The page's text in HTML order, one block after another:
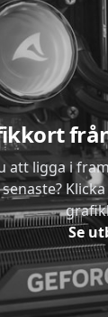
att ligga i
Se